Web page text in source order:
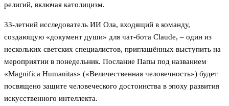
религий, включая католицизм.
33-летний исследователь ИИ Ола, входящий в команду,
создающую «документ души» для чат-бота Claude, – один из
нескольких светских специалистов, приглашённых выступить на
мероприятии в понедельник. Послание Папы под названием
«Magnifica Humanitas» («Величественная человечность») будет
посвящено защите человеческого достоинства в эпоху развития
искусственного интеллекта.